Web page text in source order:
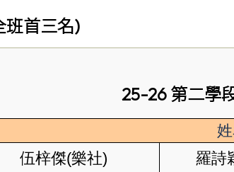
班首三名)
25-26 第二學
伍梓傑(樂社)
羅詩